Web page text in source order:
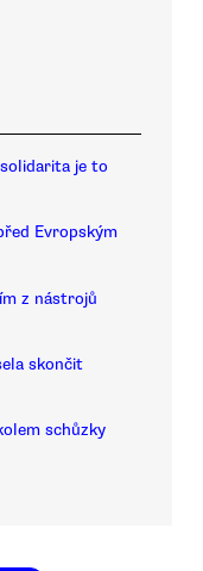
je to
Evropským
z nástrojů
skončit
schůzky